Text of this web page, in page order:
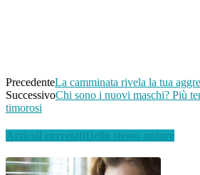
PrecedenteLa camminata rivela la tua
SuccessivoChi sono i nuovi maschi? Più
timorosi